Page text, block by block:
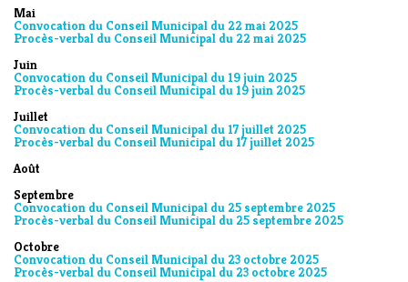
Mai
Convocation du Conseil Municipal du 22 mai 2025
Procès-verbal du Conseil Municipal du 22 mai 2025
Juin
Convocation du Conseil Municipal du 19 juin 2025
Procès-verbal du Conseil Municipal du 19 juin 2025
Juillet
Convocation du Conseil Municipal du 17 juillet 2025
Procès-verbal du Conseil Municipal du 17 juillet 2025
Août
Septembre
Convocation du Conseil Municipal du 25 septembre 2025
Procès-verbal du Conseil Municipal du 25 septembre 2025
Octobre
Convocation du Conseil Municipal du 23 octobre 2025
Procès-verbal du Conseil Municipal du 23 octobre 2025